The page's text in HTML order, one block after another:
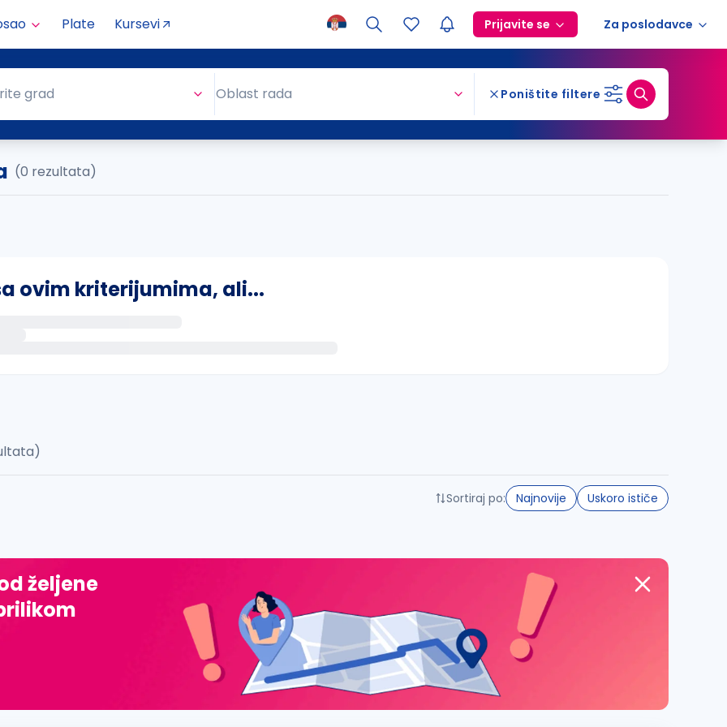
Plate Kursevi Prijavite se Za poslodavce
grad Oblast rada Poništite filtere
(0 rezultata)
ovim kriterijumima, ali...
đ, ž, dž)
Sortiraj po: Najnovije Uskoro ističe
željene